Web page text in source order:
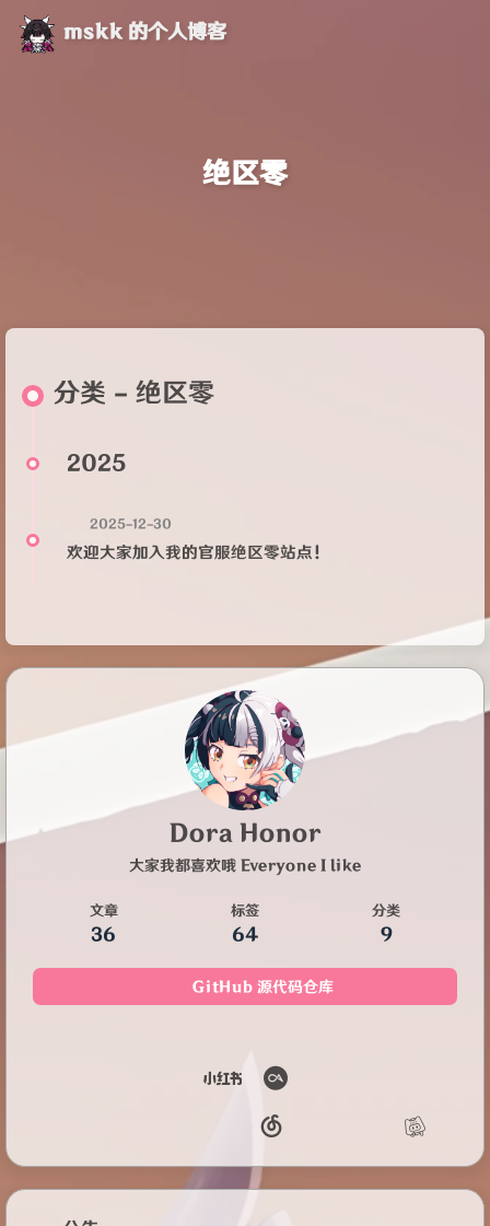
mskk 的个人博客
绝区零
分类 - 绝区零
2025
2025-12-30
欢迎大家加入我的官服绝区零站点！
Dora Honor
大家我都喜欢哦 Everyone I like
文章
36
标签
64
分类
9
GitHub 源代码仓库